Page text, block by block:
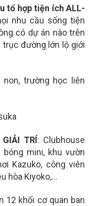
tổ hợp tiện ích ALL-
nhu cầu sống tiện
có dự án nào trên
trục đường lớn lộ giới
non, trường học liên
GIẢI TRÍ: Clubhouse
bóng mini, khu vườn
Kazuko, công viên
hòa Kiyoko,…
12 khối cơ quan ban